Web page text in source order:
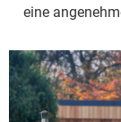
eine